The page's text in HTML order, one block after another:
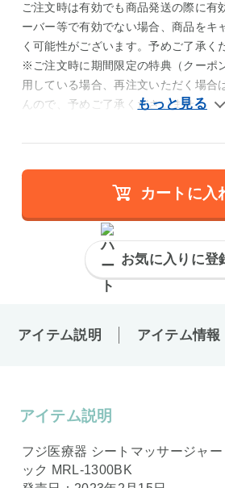
ご注文時は有効でも商品発送の際に有
ーバー等で有効でない場合、商品をキ
く可能性がございます。予めご了承く
※ご注文時に期間限定の特典（クーポ
用している場合、再注文いただく場合
んので、予めご了承くださいませ。
カートに入
お気に入りに登
アイテム説明 アイテム情報
アイテム説明
フジ医療器 シートマッサージャ
ック MRL-1300BK